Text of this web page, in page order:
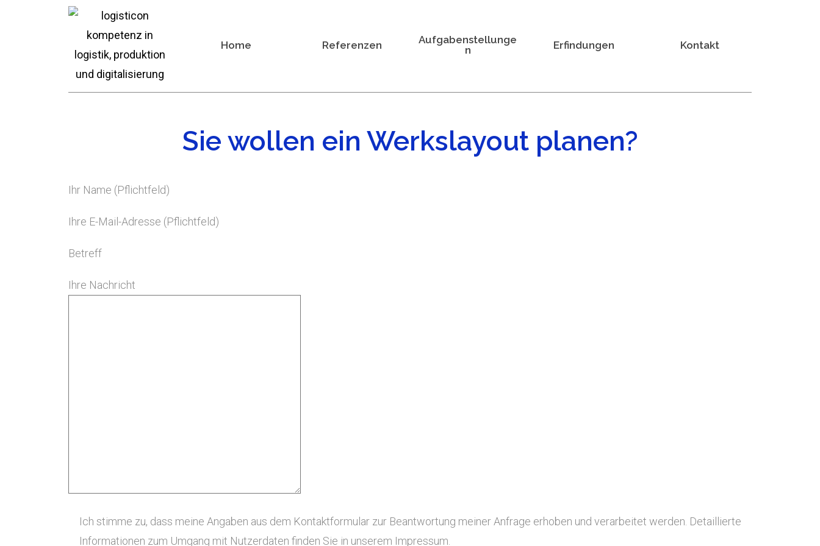
Home Referenzen
Aufgabenstellunge
n
Erfindungen Kontakt
Sie wollen ein Werkslayout planen?
Ihr Name (Pflichtfeld)
Ihre E-Mail-Adresse (Pflichtfeld)
Betreff
Ihre Nachricht
Ich stimme zu, dass meine Angaben aus dem Kontaktformular zur Beantwortung meiner Anfrage erhoben und verarbeitet werden. Detaillierte
Informationen zum Umgang mit Nutzerdaten finden Sie in unserem Impressum.